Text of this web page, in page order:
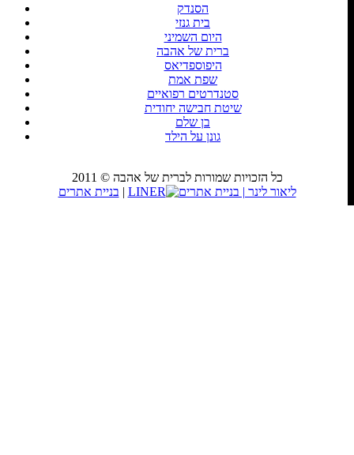
הסנדק
בית גנזי
היום השמיני
ברית של אהבה
היפוספדיאס
שפת אמת
סטנדרטים רפואיים
שיטת חבישה יחודית
בן שלם
גונן על הילד
כל הזכויות שמורות לברית של אהבה © 2011
בניית אתרים | LINER